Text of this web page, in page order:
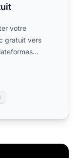
votre
gratuit vers
votre site